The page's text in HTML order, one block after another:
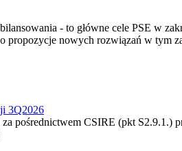
- to główne cele PSE w
nowych rozwiązań w tym
3Q2026
pośrednictwem CSIRE (pkt